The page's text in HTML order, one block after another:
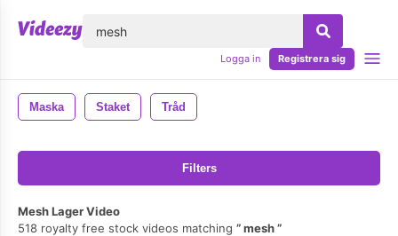
Logga in Registrera sig
Maska Staket Tråd
Filters
Mesh Lager Video
518 royalty free stock videos matching
mesh